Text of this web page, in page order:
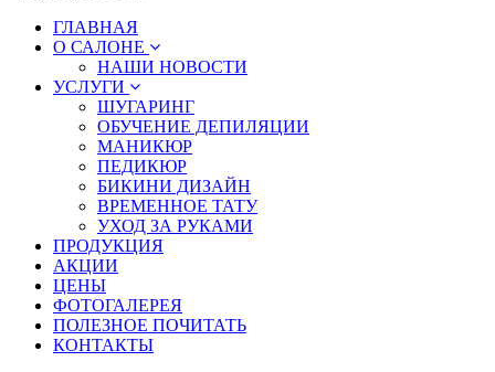
ГЛАВНАЯ
О САЛОНЕ
НАШИ НОВОСТИ
УСЛУГИ
ШУГАРИНГ
ОБУЧЕНИЕ ДЕПИЛЯЦИИ
МАНИКЮР
ПЕДИКЮР
БИКИНИ ДИЗАЙН
ВРЕМЕННОЕ ТАТУ
УХОД ЗА РУКАМИ
ПРОДУКЦИЯ
АКЦИИ
ЦЕНЫ
ФОТОГАЛЕРЕЯ
ПОЛЕЗНОЕ ПОЧИТАТЬ
КОНТАКТЫ